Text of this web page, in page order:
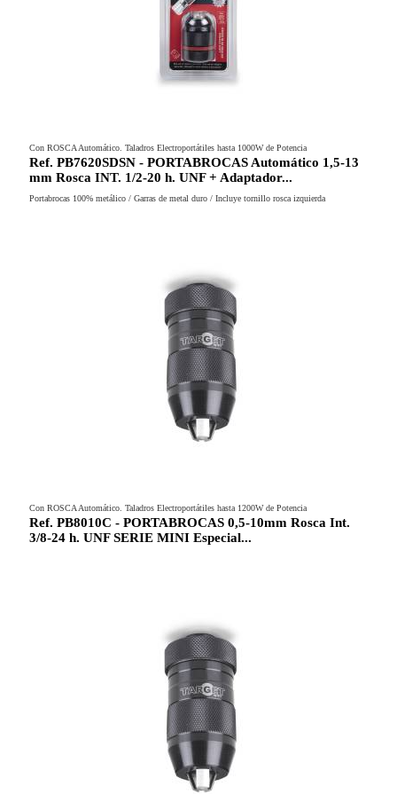
Con ROSCA Automático. Taladros Electroportátiles hasta 1000W de Potencia
Ref. PB7620SDSN - PORTABROCAS Automático 1,5-13
mm Rosca INT. 1/2-20 h. UNF + Adaptador...
Portabrocas 100% metálico / Garras de metal duro / Incluye tornillo rosca izquierda
Con ROSCA Automático. Taladros Electroportátiles hasta 1200W de Potencia
Ref. PB8010C - PORTABROCAS 0,5-10mm Rosca Int.
3/8-24 h. UNF SERIE MINI Especial...